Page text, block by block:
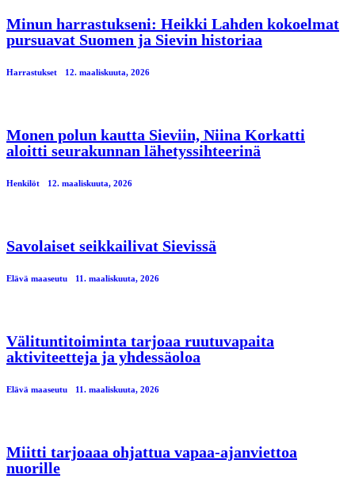
Minun harrastukseni: Heikki Lahden kokoelmat
pursuavat Suomen ja Sievin historiaa
Harrastukset 12. maaliskuuta, 2026
Monen polun kautta Sieviin, Niina Korkatti
aloitti seurakunnan lähetyssihteerinä
Henkilöt 12. maaliskuuta, 2026
Savolaiset seikkailivat Sievissä
Elävä maaseutu 11. maaliskuuta, 2026
Välituntitoiminta tarjoaa ruutuvapaita
aktiviteetteja ja yhdessäoloa
Elävä maaseutu 11. maaliskuuta, 2026
Miitti tarjoaaa ohjattua vapaa-ajanviettoa
nuorille